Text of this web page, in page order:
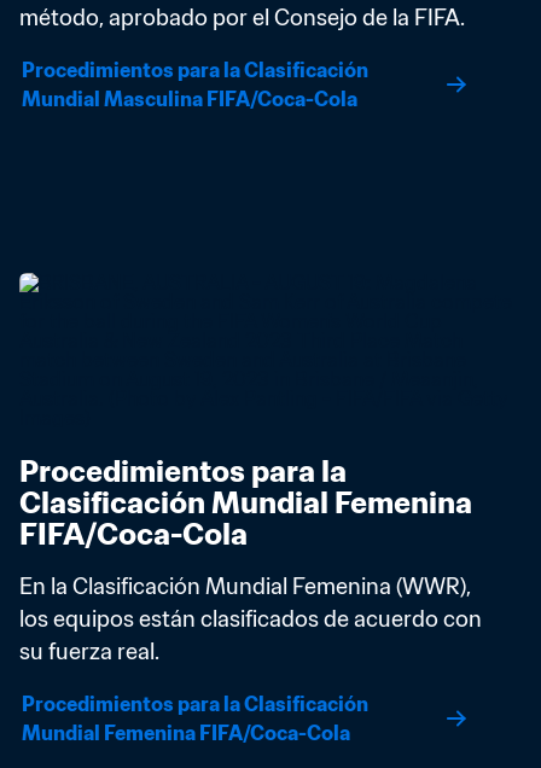
método, aprobado por el Consejo de la FIFA.
Procedimientos para la Clasificación
Mundial Masculina FIFA/Coca-Cola
Procedimientos para la
Clasificación Mundial Femenina
FIFA/Coca-Cola
En la Clasificación Mundial Femenina (WWR),
los equipos están clasificados de acuerdo con
su fuerza real.
Procedimientos para la Clasificación
Mundial Femenina FIFA/Coca-Cola